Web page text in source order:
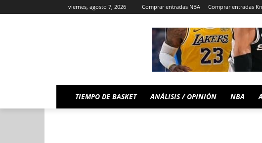
viernes, agosto 7, 2026 Comprar entradas NBA Comprar entradas
TIEMPO DE BASKET ANÁLISIS / OPINIÓN NBA